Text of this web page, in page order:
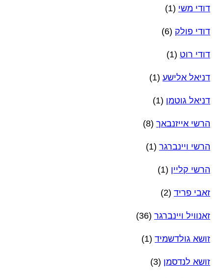
דודי משי (1)
דודי פולק (6)
דודי רוט (1)
דניאל אלישע (1)
דניאל גוטמן (1)
הרשי אייזנבאך (8)
הרשי ויינברגר (1)
הרשי קליין (1)
זאבי פריד (2)
זאנוויל ויינברגר (36)
זושא גולדשמיד (1)
זושא לנדסמן (3)